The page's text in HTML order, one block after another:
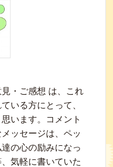
・ご感想 は、これ
いる方にとって、
います。コメント
ッセージは、ペッ
の心の励みになっ
気軽に書いていた